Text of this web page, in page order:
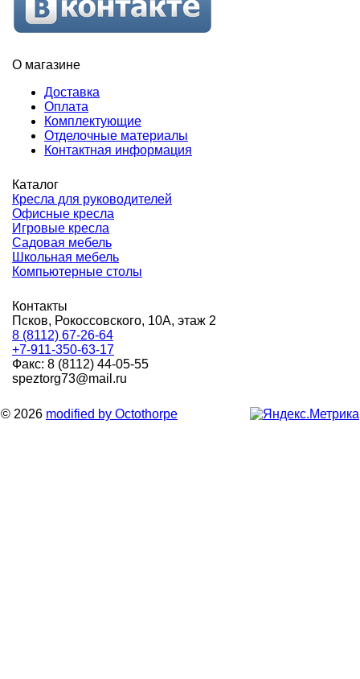
О магазине
Доставка
Оплата
Комплектующие
Отделочные материалы
Контактная информация
Каталог
Кресла для руководителей
Офисные кресла
Игровые кресла
Садовая мебель
Школьная мебель
Компьютерные столы
Контакты
Псков, Рокоссовского, 10А, этаж 2
8 (8112) 67-26-64
+7-911-350-63-17
Факс: 8 (8112) 44-05-55
speztorg73@mail.ru
© 2026 modified by Octothorpe